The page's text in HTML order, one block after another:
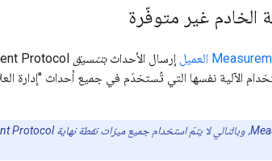
الخادم غير متوفّرة
إرسال الأحداثبتنسيق